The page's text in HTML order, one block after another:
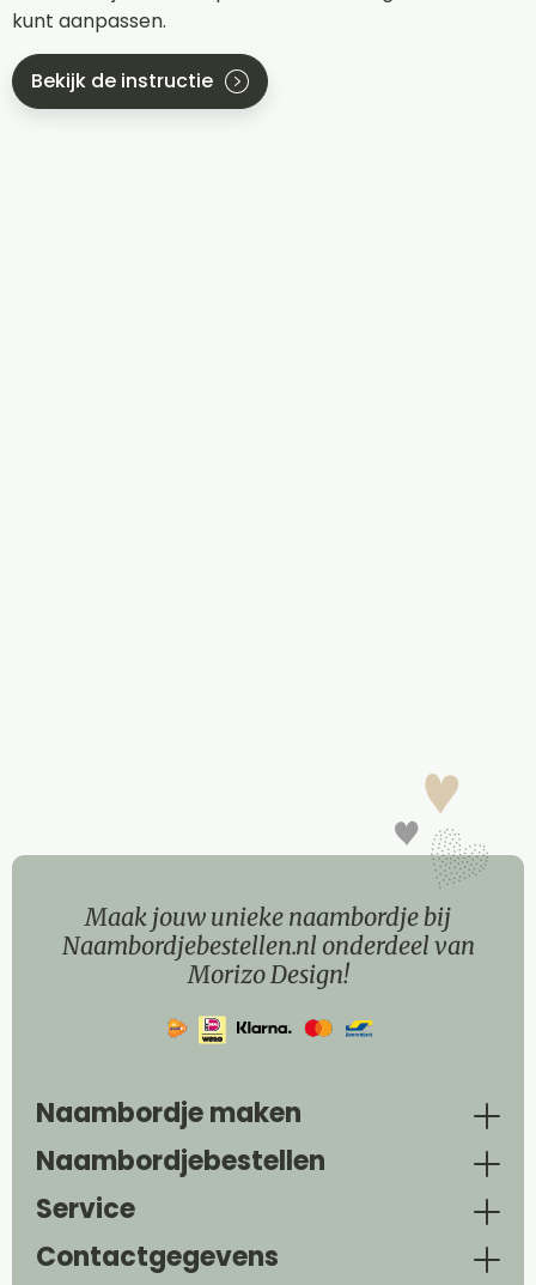
kunt aanpassen.
Bekijk de instructie
Maak jouw unieke naambordje bij
Naambordjebestellen.nl onderdeel van
Morizo Design!
Naambordje maken
Naambordjebestellen
Service
Contactgegevens